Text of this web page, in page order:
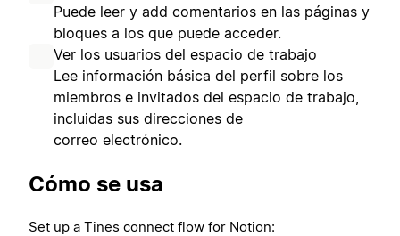
Puede leer y add comentarios en las páginas y
bloques a los que puede acceder.
Ver los usuarios del espacio de trabajo
Lee información básica del perfil sobre los
miembros e invitados del espacio de trabajo,
incluidas sus direcciones de
correo electrónico.
Cómo se usa
Set up a Tines connect flow for Notion: